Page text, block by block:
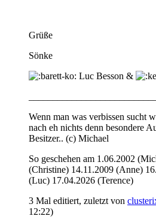
Grüße
Sönke
Luc Besson &
Wenn man was verbissen sucht
nach eh nichts denn besondere
Besitzer.. (c) Michael
So geschehen am 1.06.2002
(Christine) 14.11.2009 (Anne)
(Luc) 17.04.2026 (Terence)
3 Mal editiert, zuletzt von
12:22)